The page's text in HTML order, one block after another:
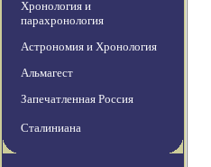
Хронология и
парахронология
Астрономия и Хронология
Альмагест
Запечатленная Россия
Сталиниана